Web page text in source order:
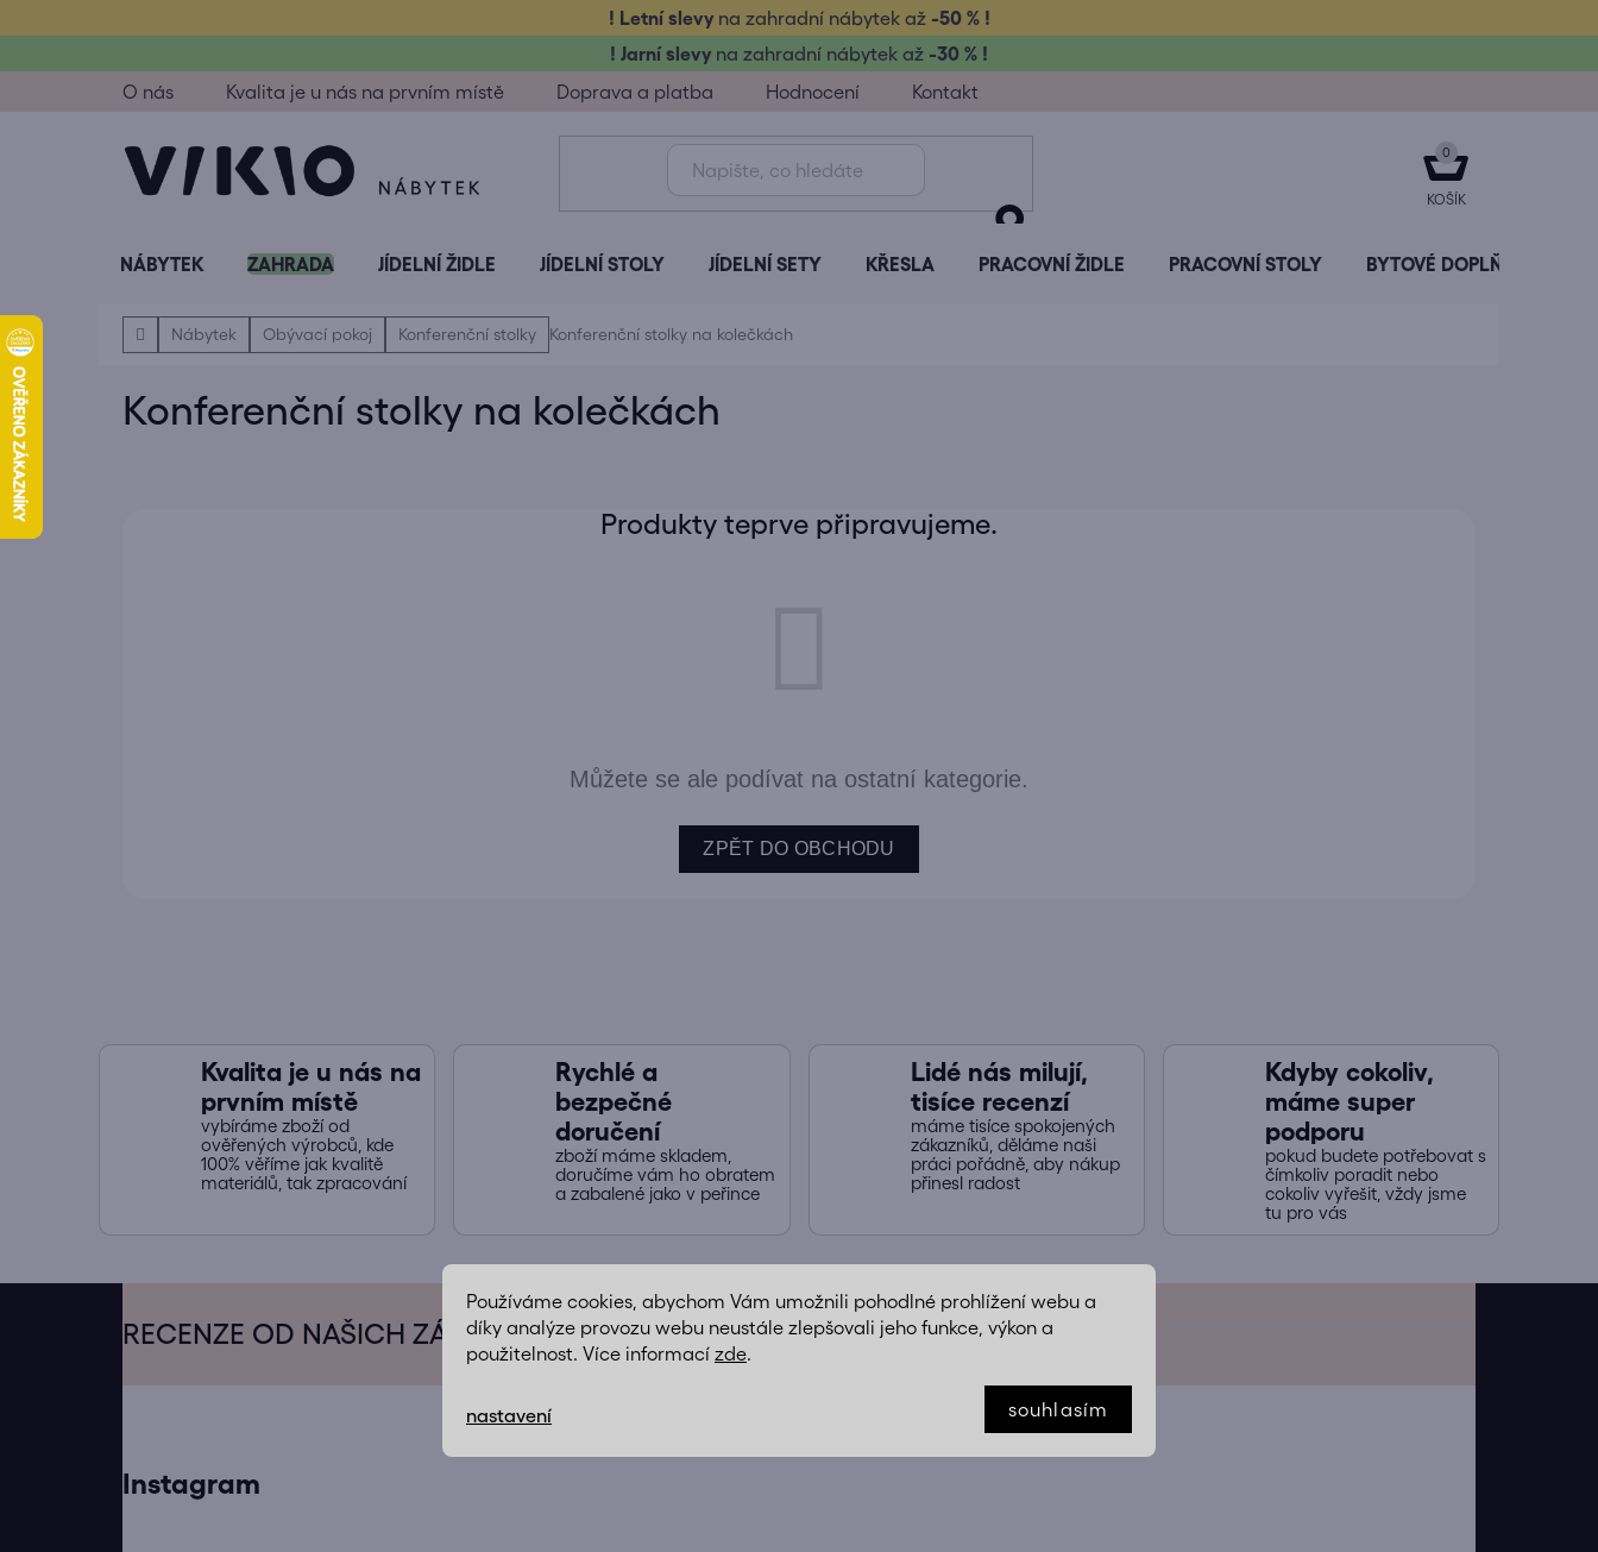
Používáme cookies, abychom Vám umožnili pohodlné prohlížení webu a
díky analýze provozu webu neustále zlepšovali jeho funkce, výkon a
použitelnost. Více informací zde
nastavení souhlasím
na
! Letní slevy na zahradní nábytek až-50 % !
! Jarní slevy na zahradní nábytek až -30 % !
O nás
Kvalita je u nás na prvním místě Doprava a platba Hodnocení Kontakt
NÁKUPNÍ
KOŠÍK
NÁBYTEK ZAHRADA JÍDELNÍ ŽIDLE JÍDELNÍ STOLY JÍDELNÍ SETY KŘESLA PRACOVNÍ ŽIDLE PRACOVNÍ STOLY BYTOVÉ DOPLŇKY
DomůNábytek Obývací pokoj Konferenční stolky Konferenční stolky na kolečkách
Konferenční stolky na kolečkách
Produkty teprve připravujeme.
Můžete se ale podívat na ostatní kategorie.
ZPĚT DO OBCHODU
Kvalita je u nás na
prvním místě
vybíráme zboží od
ověřených výrobců, kde
100% věříme jak kvalitě
materiálů, tak zpracování
Rychlé a
bezpečné
doručení
zboží máme skladem,
doručíme vám ho obratem
a zabalené jako v peřince
Lidé nás milují,
tisíce recenzí
máme tisíce spokojených
zákazníků, děláme naši
práci pořádně, aby nákup
přinesl radost
Kdyby cokoliv,
máme super
podporu
pokud budete potřebovat s
čímkoliv poradit nebo
cokoliv vyřešit, vždy jsme
tu pro vás
RECENZE OD NAŠICH ZÁKAZNÍKŮ
Instagram